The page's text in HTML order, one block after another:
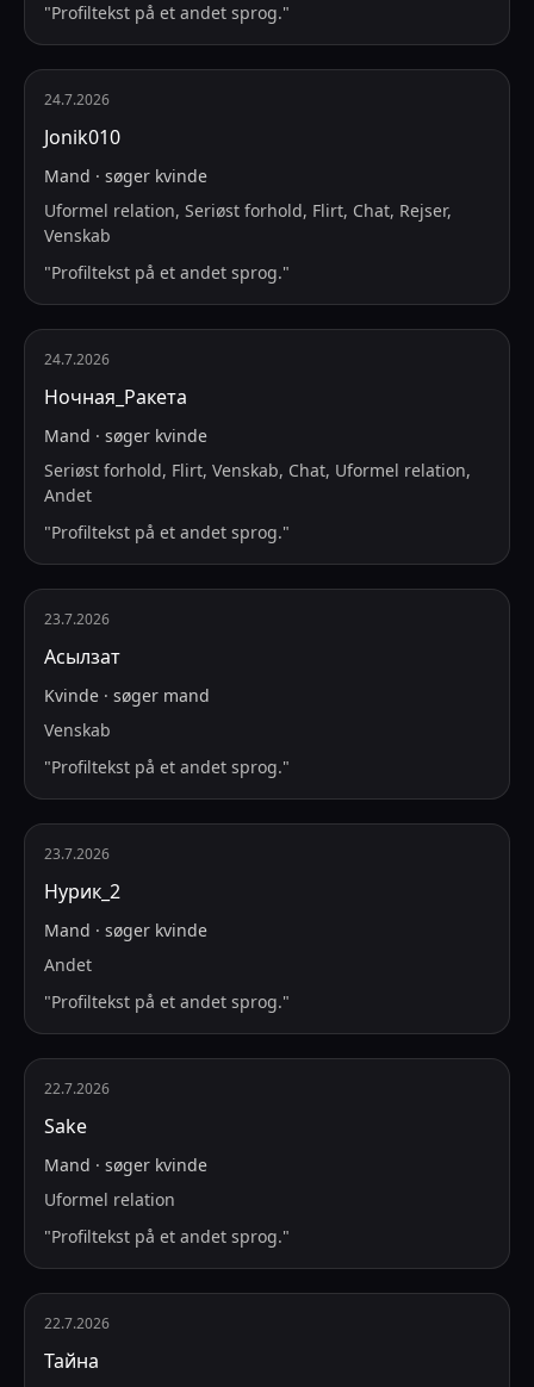
"Profiltekst på et andet sprog."
24.7.2026
Jonik010
Mand · søger kvinde
Uformel relation, Seriøst forhold, Flirt, Chat, Rejser,
Venskab
"Profiltekst på et andet sprog."
24.7.2026
Ночная_Ракета
Mand · søger kvinde
Seriøst forhold, Flirt, Venskab, Chat, Uformel relation,
Andet
"Profiltekst på et andet sprog."
23.7.2026
Асылзат
Kvinde · søger mand
Venskab
"Profiltekst på et andet sprog."
23.7.2026
Нурик_2
Mand · søger kvinde
Andet
"Profiltekst på et andet sprog."
22.7.2026
Sake
Mand · søger kvinde
Uformel relation
"Profiltekst på et andet sprog."
22.7.2026
Тайна